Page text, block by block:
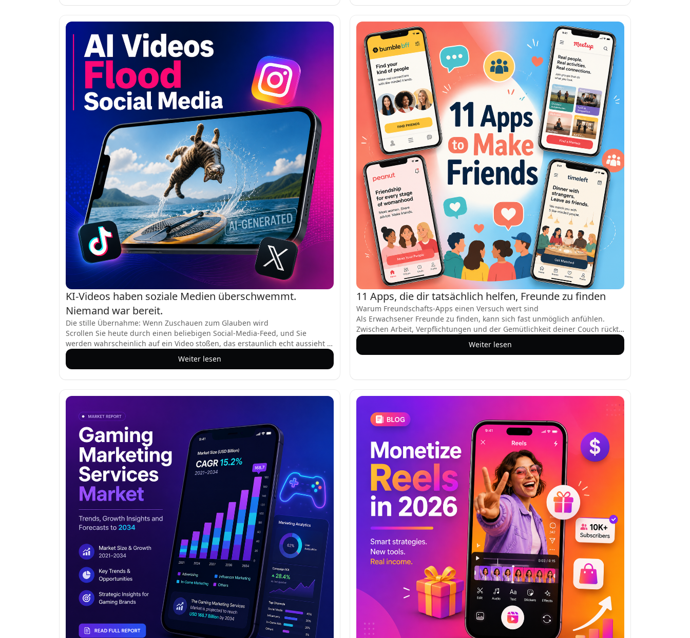
erreichen. Prüfungsausschüsse haben jedoch bestätigt, dass legitime Lecks
äußerst selten sind, und diejenigen, die gefälschte Papiere kaufen, riskieren
Geldverlust und schwerwiegende Sanktionen wegen Fehlverhaltens.
KI-Videos haben soziale Medien überschwemmt.
Niemand war bereit.
Die stille Übernahme: Wenn Zuschauen zum Glauben wird
Scrollen Sie heute durch einen beliebigen Social-Media-Feed, und Sie
werden wahrscheinlich auf ein Video stoßen, das erstaunlich echt aussieht –
eine Katze, die einen Rückwärtssalto auf einem Paddleboard macht, eine
Tänzerin, die einen perfekten dreifachen Axel ausführt, oder ein Freund, der
Plattformen schneller, als irgendjemand erwartet hat. Trotz Warnhinweisen
Nutzern getäuscht, oft ohne einen zweiten Gedanken.
Weiter lesen
11 Apps, die dir tatsächlich helfen, Freunde zu finden
Warum Freundschafts-Apps einen Versuch wert sind
Als Erwachsener Freunde zu finden, kann sich fast unmöglich anfühlen.
Zwischen Arbeit, Verpflichtungen und der Gemütlichkeit deiner Couch rückt
das Rausgehen oft in den Hintergrund. Aber Freundschafts-Apps ändern das
Spiel und bieten eine stressfreie Möglichkeit, Gleichgesinnte zu treffen, ohne
Verbindungen suchst – diese 11 Apps wurden entwickelt, um dir zu helfen,
Weiter lesen